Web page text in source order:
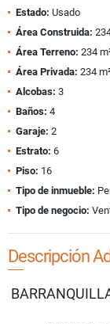
Estado: Usado
Área Construida:
Área Terreno: 234
Área Privada: 234
Alcobas: 3
Baños: 4
Garaje: 2
Estrato: 6
Piso: 16
Tipo de inmueble:
Tipo de negocio:
Descripción